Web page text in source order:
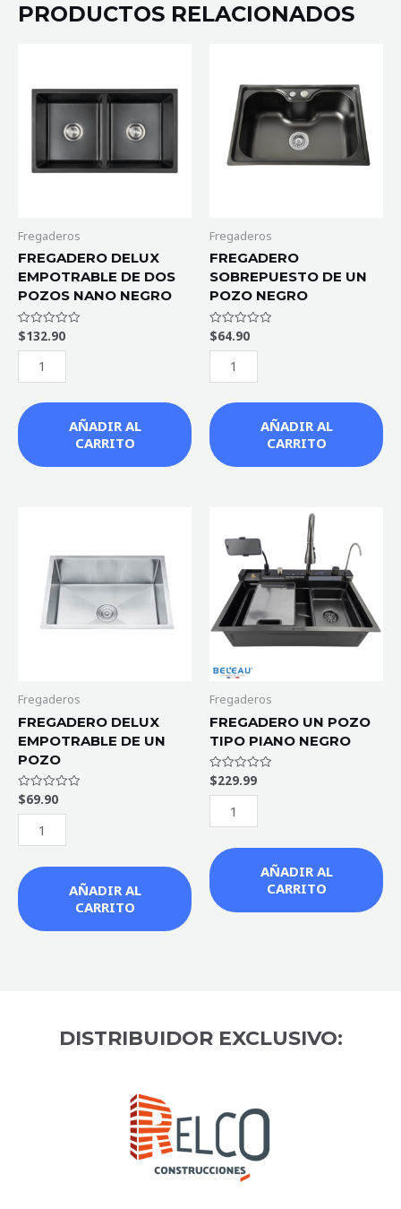
PRODUCTOS RELACIONADOS
Fregaderos
FREGADERO DELUX
EMPOTRABLE DE DOS
POZOS NANO NEGRO
Valorado
con
0
$132.90
EMPOTRABLE
POZOS
cantidad
AÑADIR AL
CARRITO
Fregaderos
FREGADERO
SOBREPUESTO DE UN
POZO NEGRO
Valorado
con
0
$64.90
POZO
NEGRO
AÑADIR AL
CARRITO
Fregaderos
FREGADERO DELUX
EMPOTRABLE DE UN
POZO
Valorado
con
$69.90
EMPOTRABLE
POZO
AÑADIR AL
CARRITO
Fregaderos
FREGADERO UN POZO
TIPO PIANO NEGRO
Valorado
con
$229.99
UN
POZO
TIPO
PIANO
NEGRO
cantidad
AÑADIR AL
CARRITO
DISTRIBUIDOR EXCLUSIVO: